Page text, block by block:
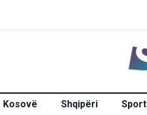
Kosovë Shqipëri Sport